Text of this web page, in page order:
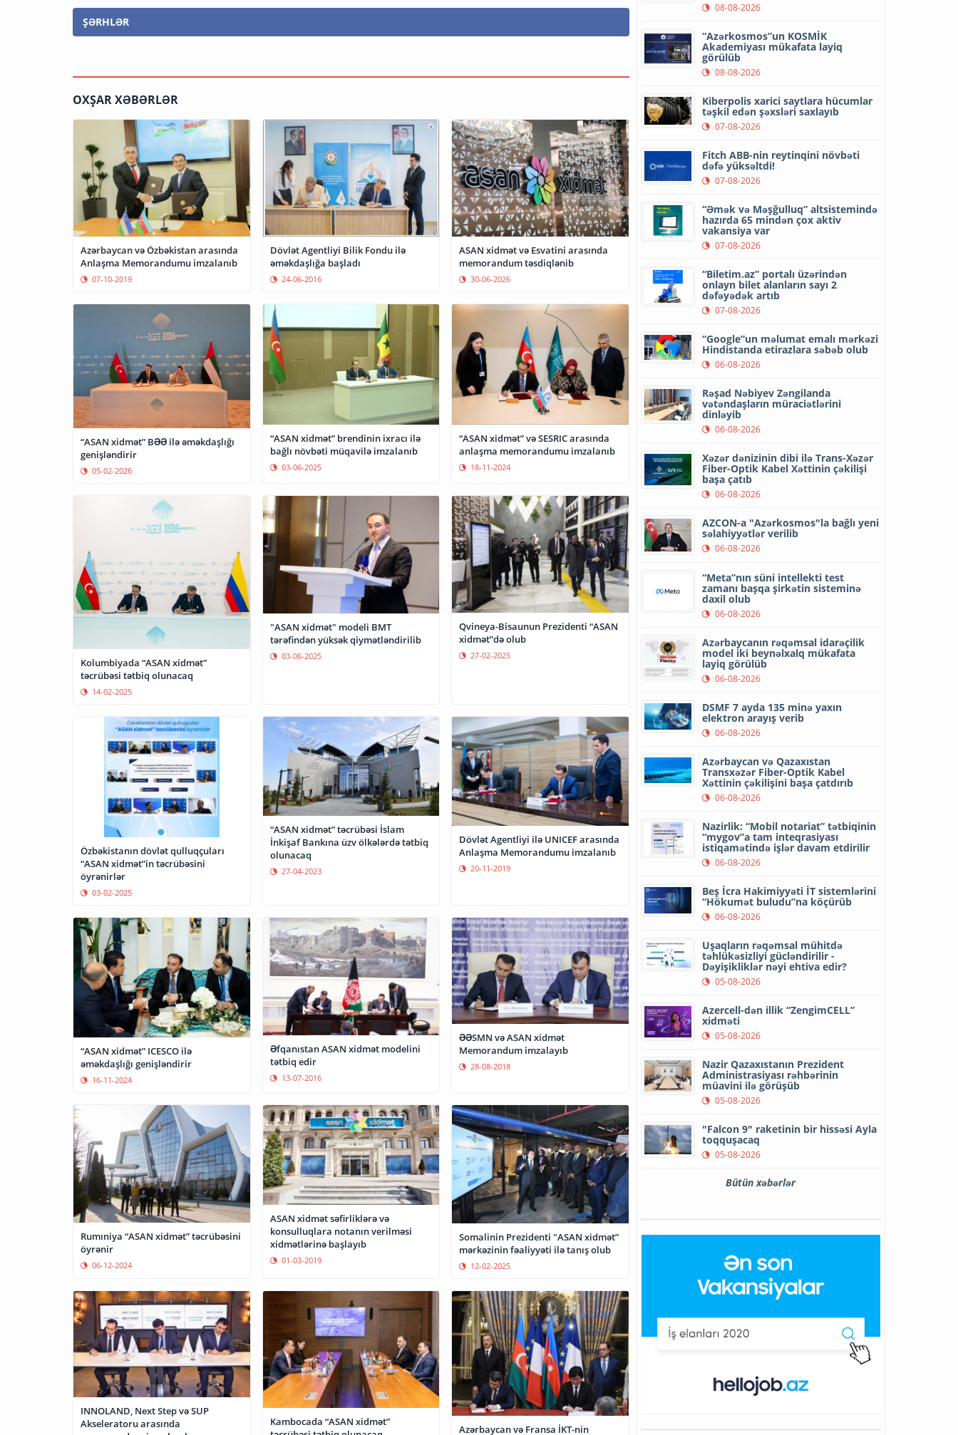
ŞƏRHLƏR
OXŞAR XƏBƏRLƏR
Azərbaycan və Özbəkistan arasında
Anlaşma Memorandumu imzalanıb
07-10-2019
Dövlət Agentliyi Bilik Fondu ilə
əməkdaşlığa başladı
24-06-2016
ASAN xidmət və Esvatini arasında
memorandum təsdiqlənib
30-06-2026
“ASAN xidmət” BƏƏ ilə əməkdaşlığı
genişləndirir
05-02-2026
“ASAN xidmət” brendinin ixracı ilə
bağlı növbəti müqavilə imzalanıb
03-06-2025
“ASAN xidmət” və SESRIC arasında
anlaşma memorandumu imzalanıb
18-11-2024
Kolumbiyada “ASAN xidmət”
təcrübəsi tətbiq olunacaq
14-02-2025
"ASAN xidmət" modeli BMT
tərəfindən yüksək qiymətləndirilib
03-06-2025
Qvineya-Bisaunun Prezidenti “ASAN
xidmət”də olub
27-02-2025
Özbəkistanın dövlət qulluqçuları
“ASAN xidmət”in təcrübəsini
öyrənirlər
03-02-2025
“ASAN xidmət” təcrübəsi İslam
İnkişaf Bankına üzv ölkələrdə tətbiq
olunacaq
27-04-2023
Dövlət Agentliyi ilə UNICEF arasında
Anlaşma Memorandumu imzalanıb
20-11-2019
“ASAN xidmət” ICESCO ilə
əməkdaşlığı genişləndirir
16-11-2024
Əfqanıstan ASAN xidmət modelini
tətbiq edir
13-07-2016
ƏƏSMN və ASAN xidmət
Memorandum imzalayıb
28-08-2018
Rumıniya “ASAN xidmət” təcrübəsini
öyrənir
06-12-2024
ASAN xidmət səfirliklərə və
konsulluqlara notanın verilməsi
xidmətlərinə başlayıb
01-03-2019
Somalinin Prezidenti "ASAN xidmət”
mərkəzinin fəaliyyəti ilə tanış olub
12-02-2025
INNOLAND, Next Step və SUP
Akseleratoru arasında
Kambocada “ASAN xidmət”
Azərbaycan və Fransa İKT-nin
08-08-2026
“Azərkosmos”un KOSMİK
Akademiyası mükafata layiq
görülüb
08-08-2026
Kiberpolis xarici saytlara hücumlar
təşkil edən şəxsləri saxlayıb
07-08-2026
Fitch ABB-nin reytinqini növbəti
dəfə yüksəltdi!
07-08-2026
“Əmək və Məşğulluq” altsistemində
hazırda 65 mindən çox aktiv
vakansiya var
07-08-2026
“Biletim.az” portalı üzərindən
onlayn bilet alanların sayı 2
dəfəyədək artıb
07-08-2026
“Google”un məlumat emalı mərkəzi
Hindistanda etirazlara səbəb olub
06-08-2026
Rəşad Nəbiyev Zəngilanda
vətəndaşların müraciətlərini
dinləyib
06-08-2026
Xəzər dənizinin dibi ilə Trans-Xəzər
Fiber-Optik Kabel Xəttinin çəkilişi
başa çatıb
06-08-2026
AZCON-a "Azərkosmos"la bağlı yeni
səlahiyyətlər verilib
06-08-2026
“Meta”nın süni intellekti test
zamanı başqa şirkətin sisteminə
daxil olub
06-08-2026
Azərbaycanın rəqəmsal idarəçilik
model iki beynəlxalq mükafata
layiq görülüb
06-08-2026
DSMF 7 ayda 135 minə yaxın
elektron arayış verib
06-08-2026
Azərbaycan və Qazaxıstan
Transxəzər Fiber-Optik Kabel
Xəttinin çəkilişini başa çatdırıb
06-08-2026
Nazirlik: “Mobil notariat” tətbiqinin
“mygov”a tam inteqrasiyası
istiqamətində işlər davam etdirilir
06-08-2026
Beş İcra Hakimiyyəti İT sistemlərini
“Hökumət buludu”na köçürüb
06-08-2026
Uşaqların rəqəmsal mühitdə
təhlükəsizliyi gücləndirilir -
Dəyişikliklər nəyi ehtiva edir?
05-08-2026
Azercell-dən illik “ZengimCELL”
xidməti
05-08-2026
Nazir Qazaxıstanın Prezident
Administrasiyası rəhbərinin
müavini ilə görüşüb
05-08-2026
"Falcon 9" raketinin bir hissəsi Ayla
toqquşacaq
05-08-2026
Bütün xəbərlər